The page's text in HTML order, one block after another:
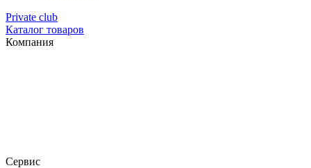
Private club
Каталог товаров
Компания
Сервис